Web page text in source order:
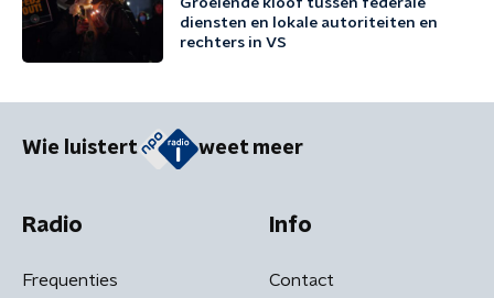
Groeiende kloof tussen federale
diensten en lokale autoriteiten en
rechters in VS
Wie luistert weet meer
Radio
Frequenties
Info
Contact